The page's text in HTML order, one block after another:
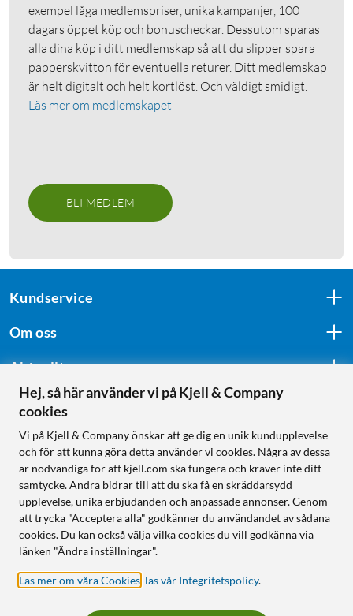
exempel låga medlemspriser, unika kampanjer, 100
dagars öppet köp och bonuscheckar. Dessutom sparas
alla dina köp i ditt medlemskap så att du slipper spara
papperskvitton för eventuella returer. Ditt medlemskap
är helt digitalt och helt kortlöst. Och väldigt smidigt.
Läs mer om medlemskapet
BLI MEDLEM
Kundservice
Om oss
Aktuellt
Följ oss
Handla från:
Sverige
Norge
Hej, så här använder vi på Kjell & Company
cookies
Vi på Kjell & Company önskar att ge dig en unik kundupplevelse
och för att kunna göra detta använder vi cookies. Några av dessa
är nödvändiga för att kjell.com ska fungera och kräver inte ditt
samtycke. Andra bidrar till att du ska få en skräddarsydd
upplevelse, unika erbjudanden och anpassade annonser. Genom
att trycka "Acceptera alla" godkänner du användandet av sådana
cookies. Du kan också välja vilka cookies du vill godkänna via
länken "Ändra inställningar".
Läs mer om våra Cookies läs vår Integritetspolicy.